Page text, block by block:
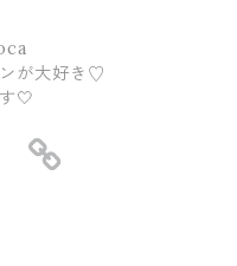
が大好き♡
🤍
https://